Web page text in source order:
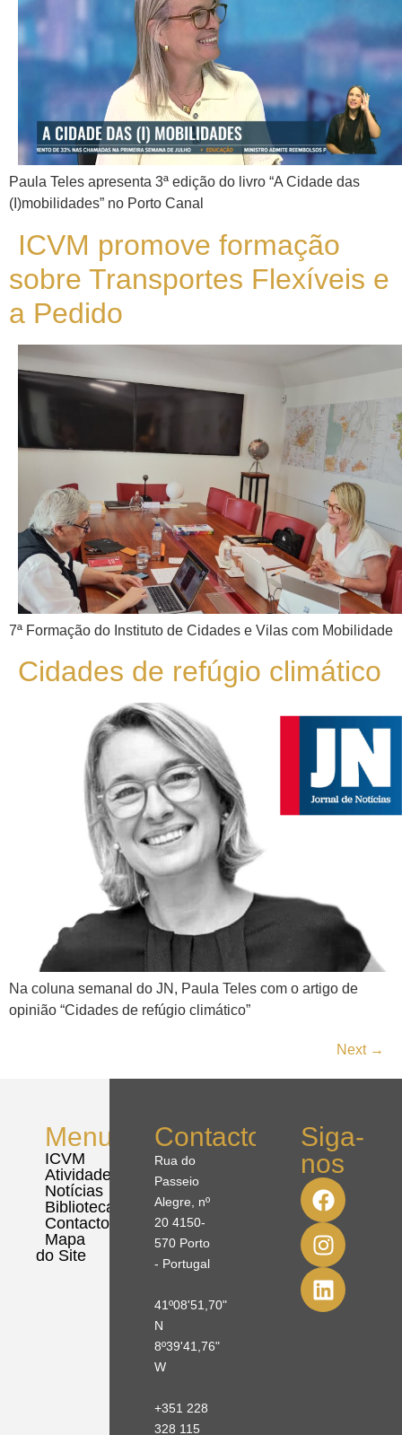
Paula Teles apresenta 3ª edição do livro “A Cidade das
(I)mobilidades” no Porto Canal
ICVM promove formação
sobre Transportes Flexíveis e
a Pedido
7ª Formação do Instituto de Cidades e Vilas com Mobilidade
Cidades de refúgio climático
Na coluna semanal do JN, Paula Teles com o artigo de
opinião “Cidades de refúgio climático”
Next →
Menu
ICVM
Atividades
Notícias
Biblioteca
Contactos
Mapa
do Site
Contactos
Rua do
Passeio
Alegre, nº
20 4150-
570 Porto
- Portugal
41º08'51,70"
N
8º39'41,76"
W
+351 228
328 115
Siga-
nos